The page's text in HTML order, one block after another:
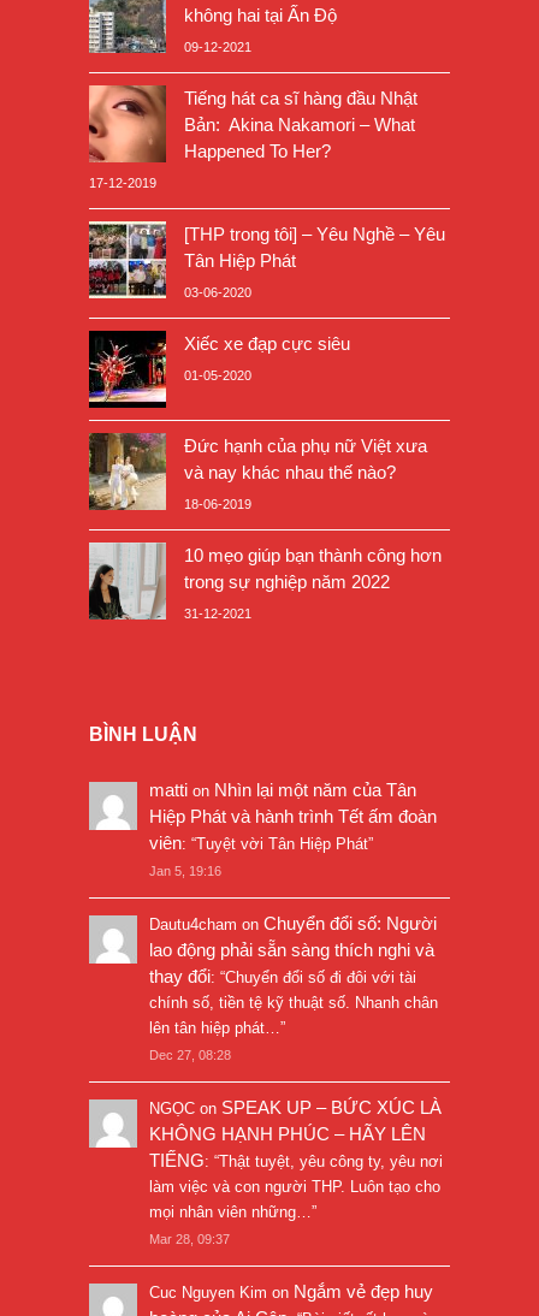
không hai tại Ấn Độ
09-12-2021
Tiếng hát ca sĩ hàng đầu Nhật
Bản: Akina Nakamori – What
Happened To Her?
17-12-2019
[THP trong tôi] – Yêu Nghề – Yêu
Tân Hiệp Phát
03-06-2020
Xiếc xe đạp cực siêu
01-05-2020
Đức hạnh của phụ nữ Việt xưa
và nay khác nhau thế nào?
18-06-2019
10 mẹo giúp bạn thành công hơn
trong sự nghiệp năm 2022
31-12-2021
BÌNH LUẬN
matti on Nhìn lại một năm của Tân
Hiệp Phát và hành trình Tết ấm đoàn
viên: “Tuyệt vời Tân Hiệp Phát”
Jan 5, 19:16
Dautu4cham on Chuyển đổi số: Người
lao động phải sẵn sàng thích nghi và
thay đổi: “Chuyển đổi số đi đôi với tài
chính số, tiền tệ kỹ thuật số. Nhanh chân
lên tân hiệp phát… ”
Dec 27, 08:28
NGỌC on SPEAK UP – BỨC XÚC LÀ
KHÔNG HẠNH PHÚC – HÃY LÊN
TIẾNG: “Thật tuyệt, yêu công ty, yêu nơi
làm việc và con người THP. Luôn tạo cho
mọi nhân viên những… ”
Mar 28, 09:37
Cuc Nguyen Kim on Ngắm vẻ đẹp huy